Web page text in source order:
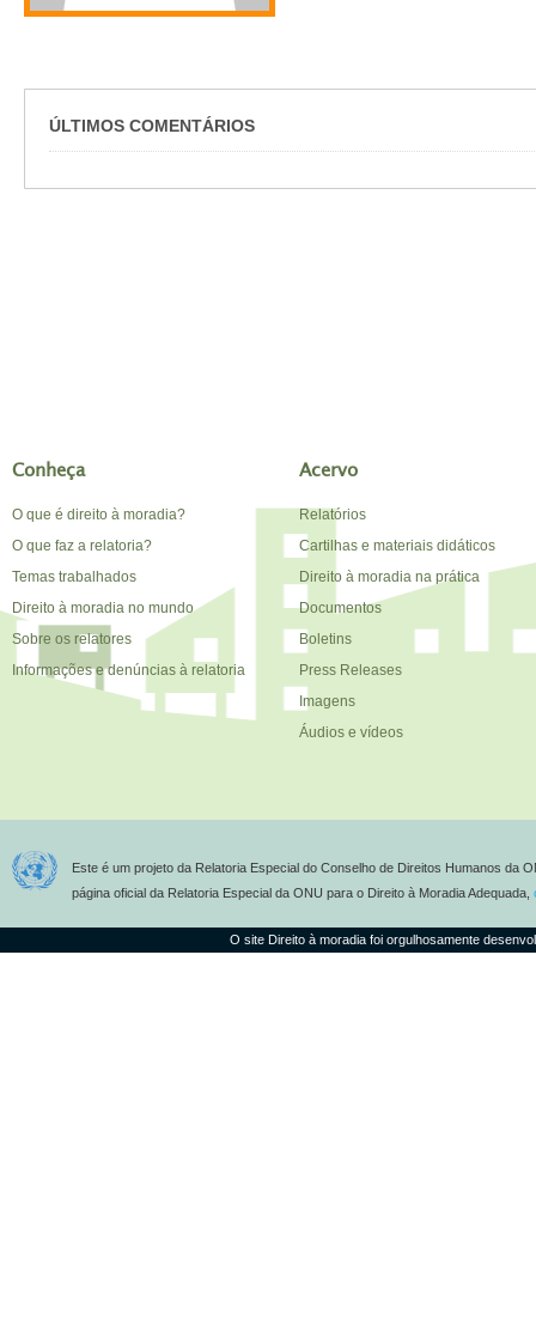
ÚLTIMOS COMENTÁRIOS
Conheça
O que é direito à moradia?
O que faz a relatoria?
Temas trabalhados
Direito à moradia no mundo
Sobre os relatores
Informações e denúncias à relatoria
Acervo
Relatórios
Cartilhas e materiais didáticos
Direito à moradia na prática
Documentos
Boletins
Press Releases
Imagens
Áudios e vídeos
Este é um projeto da Relatoria Especial do Conselho de Direitos Humanos da
página oficial da Relatoria Especial da ONU para o Direito à Moradia Adequada,
O site Direito à moradia foi orgulhosamente